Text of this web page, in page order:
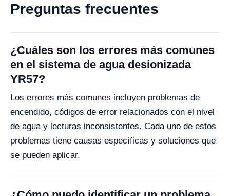
Preguntas frecuentes
¿Cuáles son los errores más comunes
en el sistema de agua desionizada
YR57?
Los errores más comunes incluyen problemas de
encendido, códigos de error relacionados con el nivel
de agua y lecturas inconsistentes. Cada uno de estos
problemas tiene causas específicas y soluciones que
se pueden aplicar.